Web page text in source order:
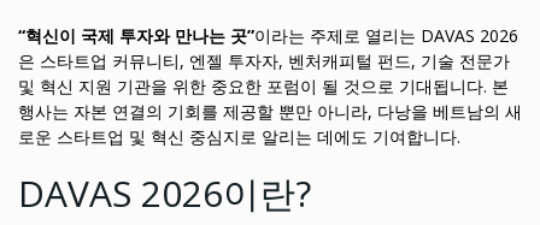
“혁신이 국제 투자와 만나는 곳”이라는 주제로 열리는 DAVAS 2026
은 스타트업 커뮤니티, 엔젤 투자자, 벤처캐피털 펀드, 기술 전문가
및 혁신 지원 기관을 위한 중요한 포럼이 될 것으로 기대됩니다. 본
행사는 자본 연결의 기회를 제공할 뿐만 아니라, 다낭을 베트남의 새
로운 스타트업 및 혁신 중심지로 알리는 데에도 기여합니다.
DAVAS 2026이란?